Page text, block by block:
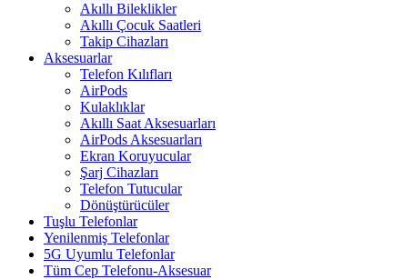
Akıllı Bileklikler
Akıllı Çocuk Saatleri
Takip Cihazları
Aksesuarlar
Telefon Kılıfları
AirPods
Kulaklıklar
Akıllı Saat Aksesuarları
AirPods Aksesuarları
Ekran Koruyucular
Şarj Cihazları
Telefon Tutucular
Dönüştürücüler
Tuşlu Telefonlar
Yenilenmiş Telefonlar
5G Uyumlu Telefonlar
Tüm Cep Telefonu-Aksesuar